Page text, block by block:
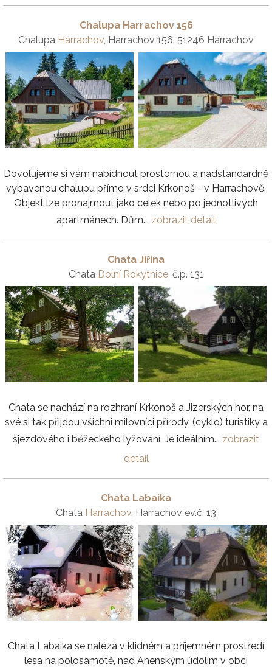
Chalupa Harrachov 156
Chalupa Harrachov, Harrachov 156, 51246 Harrachov
Dovolujeme si vám nabídnout prostornou a nadstandardně
vybavenou chalupu přímo v srdci Krkonoš - v Harrachově.
Objekt lze pronajmout jako celek nebo po jednotlivých
apartmánech. Dům... zobrazit detail
Chata Jiřina
Chata Dolní Rokytnice, č.p. 131
Chata se nachází na rozhraní Krkonoš a Jizerských hor, na
své si tak přijdou všichni milovníci přírody, (cyklo) turistiky a
sjezdového i běžeckého lyžování. Je ideálním... zobrazit
detail
Chata Labaika
Chata Harrachov , Harrachov ev.č. 13
Chata Labaika se nalézá v klidném a příjemném prostředí
lesa na polosamotě, nad Anenským údolím v obci